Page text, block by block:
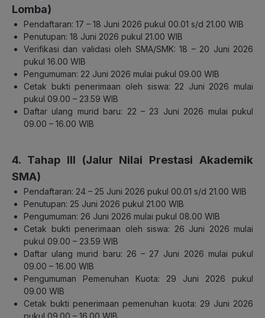
Lomba)
Pendaftaran: 17 – 18 Juni 2026 pukul 00.01 s/d 21.00 WIB
Penutupan: 18 Juni 2026 pukul 21.00 WIB
Verifikasi dan validasi oleh SMA/SMK: 18 – 20 Juni 2026
pukul 16.00 WIB
Pengumuman: 22 Juni 2026 mulai pukul 09.00 WIB
Cetak bukti penerimaan oleh siswa: 22 Juni 2026 mulai
pukul 09.00 – 23.59 WIB
Daftar ulang murid baru: 22 – 23 Juni 2026 mulai pukul
09.00 – 16.00 WIB
4. Tahap III (Jalur Nilai Prestasi Akademik
SMA)
Pendaftaran: 24 – 25 Juni 2026 pukul 00.01 s/d 21.00 WIB
Penutupan: 25 Juni 2026 pukul 21.00 WIB
Pengumuman: 26 Juni 2026 mulai pukul 08.00 WIB
Cetak bukti penerimaan oleh siswa: 26 Juni 2026 mulai
pukul 09.00 – 23.59 WIB
Daftar ulang murid baru: 26 – 27 Juni 2026 mulai pukul
09.00 – 16.00 WIB
Pengumuman Pemenuhan Kuota: 29 Juni 2026 pukul
09.00 WIB
Cetak bukti penerimaan pemenuhan kuota: 29 Juni 2026
pukul 09.00 – 16.00 WIB